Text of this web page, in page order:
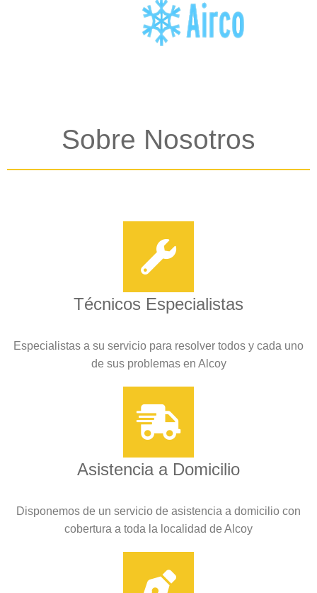
Sobre Nosotros
Técnicos Especialistas
Especialistas a su servicio para resolver todos y cada uno
de sus problemas en Alcoy
Asistencia a Domicilio
Disponemos de un servicio de asistencia a domicilio con
cobertura a toda la localidad de Alcoy